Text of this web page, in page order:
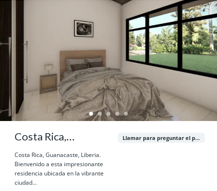
Costa Rica,
Guanacaste, Liberia.
Costa Rica, Guanacaste, Liberia.
Bienvenido a esta impresionante
residencia ubicada en la vibrante
ciudad...
Llamar para preguntar el precio